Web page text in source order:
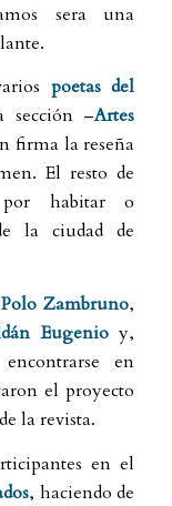
sera una
poetas del
sección –Artes
firma la reseña
El resto de
por habitar o
la ciudad de
Zambruno,
Eugenioy,
en
el proyecto
la revista.
en el
, haciendo de